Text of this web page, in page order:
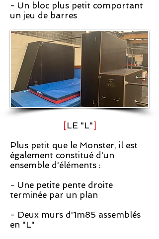
- Un bloc plus petit comportant
un jeu de barres
[LE "L"]
Plus petit que le Monster, il est
également constitué d'un
ensemble d'éléments :
- Une petite pente droite
terminée par un plan
- Deux murs d'1m85 assemblés
en "L"